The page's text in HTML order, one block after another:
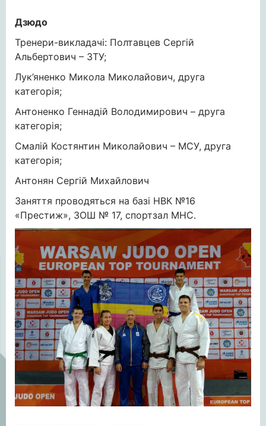
Дзюдо
Тренери-викладачі: Полтавцев Сергій
Альбертович – ЗТУ;
Лук’яненко Микола Миколайович, друга
категорія;
Антоненко Геннадій Володимирович – друга
категорія;
Смалій Костянтин Миколайович – МСУ, друга
категорія;
Антонян Сергій Михайлович
Заняття проводяться на базі НВК №16
«Престиж», ЗОШ № 17, спортзал МНС.